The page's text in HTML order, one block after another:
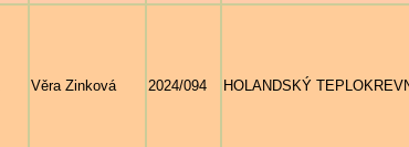
Věra Zinková 2024/094 HOLANDSKÝ